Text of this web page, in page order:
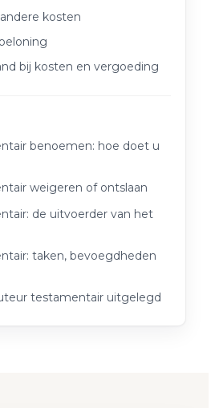
kosten
bij kosten en vergoeding
benoemen: hoe doet u
weigeren of ontslaan
de uitvoerder van het
taken, bevoegdheden
testamentair uitgelegd